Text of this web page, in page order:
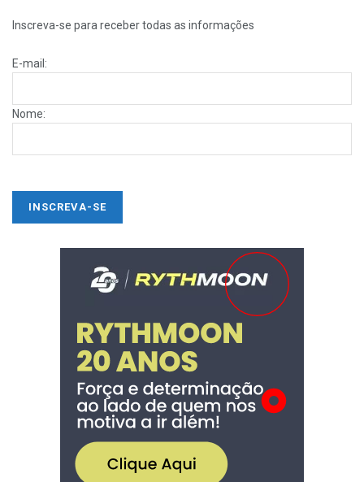
Inscreva-se para receber todas as informações
E-mail:
Nome: